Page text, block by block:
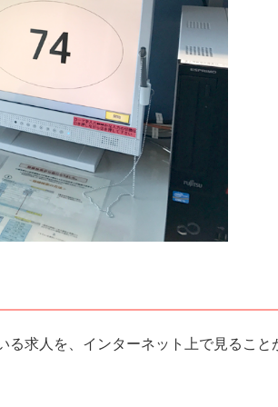
る求人を、インターネット上で見ること